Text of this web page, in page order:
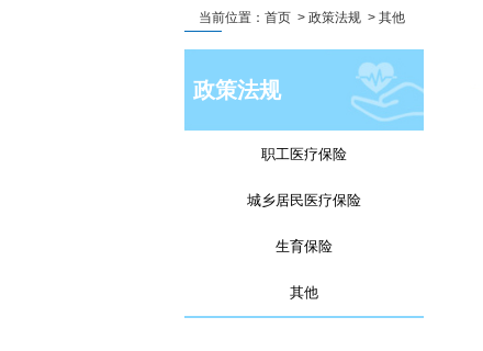
当前位置： 首页> 政策法规> 其他
政策法规
职工医疗保险
城乡居民医疗保险
生育保险
其他